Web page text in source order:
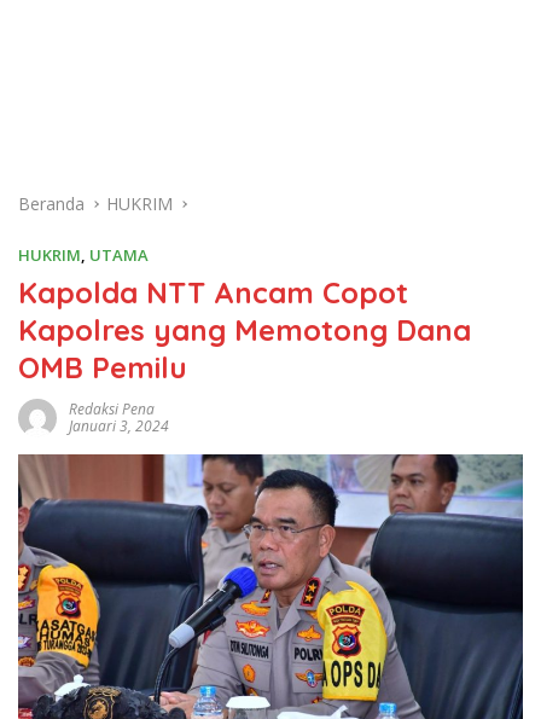
Beranda HUKRIM
HUKRIM, UTAMA
Kapolda NTT Ancam Copot
Kapolres yang Memotong Dana
OMB Pemilu
Redaksi Pena
Januari 3, 2024